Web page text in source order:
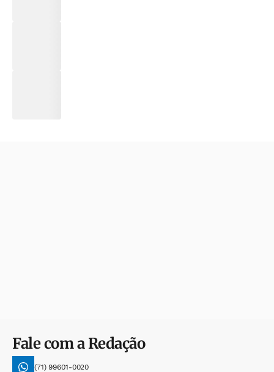
Fale com a Redação
(71) 99601-0020